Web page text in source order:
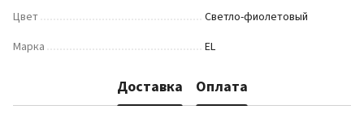
Цвет
Светло-фиолетовый
Марка
EL
Доставка Оплата